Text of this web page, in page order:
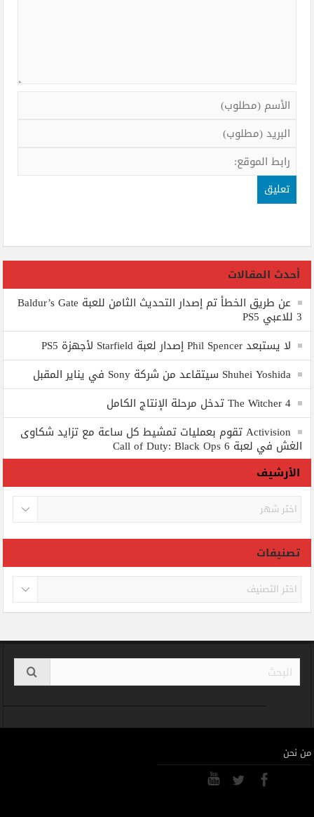
أحدث المقالات
عن طريق الخطأ تم إصدار التحديث الثامن للعبة Baldur’s Gate
3 للاعبي PS5
لا يستبعد Phil Spencer إصدار لعبة Starfield لأجهزة PS5
Shuhei Yoshida سيتقاعد من شركة Sony في يناير المقبل
The Witcher 4 تدخل مرحلة الإنتاج الكامل
Activision تقوم بعمليات تمشيط كل ساعة مع تزايد شكاوى
الغش في لعبة Call of Duty: Black Ops 6
الأرشيف
الأرشيف
تصنيفات
تصنيفات
من نحن